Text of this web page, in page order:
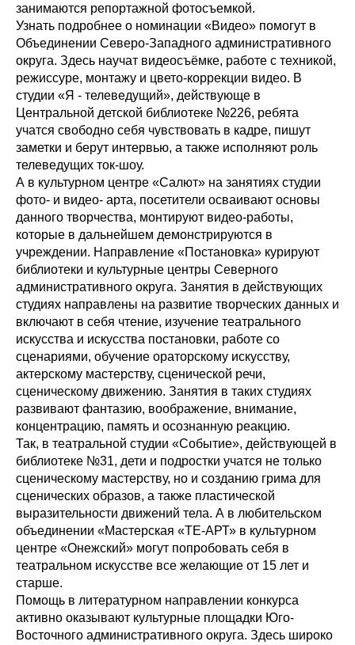
занимаются репортажной фотосъемкой.
Узнать подробнее о номинации «Видео» помогут в
Объединении Северо-Западного административного
округа. Здесь научат видеосъёмке, работе с техникой,
режиссуре, монтажу и цвето-коррекции видео. В
студии «Я - телеведущий», действующе в
Центральной детской библиотеке №226, ребята
учатся свободно себя чувствовать в кадре, пишут
заметки и берут интервью, а также исполняют роль
телеведущих ток-шоу.
А в культурном центре «Салют» на занятиях студии
фото- и видео- арта, посетители осваивают основы
данного творчества, монтируют видео-работы,
которые в дальнейшем демонстрируются в
учреждении. Направление «Постановка» курируют
библиотеки и культурные центры Северного
административного округа. Занятия в действующих
студиях направлены на развитие творческих данных и
включают в себя чтение, изучение театрального
искусства и искусства постановки, работе со
сценариями, обучение ораторскому искусству,
актерскому мастерству, сценической речи,
сценическому движению. Занятия в таких студиях
развивают фантазию, воображение, внимание,
концентрацию, память и осознанную реакцию.
Так, в театральной студии «Событие», действующей в
библиотеке №31, дети и подростки учатся не только
сценическому мастерству, но и созданию грима для
сценических образов, а также пластической
выразительности движений тела. А в любительском
объединении «Мастерская «ТЕ-АРТ» в культурном
центре «Онежский» могут попробовать себя в
театральном искусстве все желающие от 15 лет и
старше.
Помощь в литературном направлении конкурса
активно оказывают культурные площадки Юго-
Восточного административного округа. Здесь широко